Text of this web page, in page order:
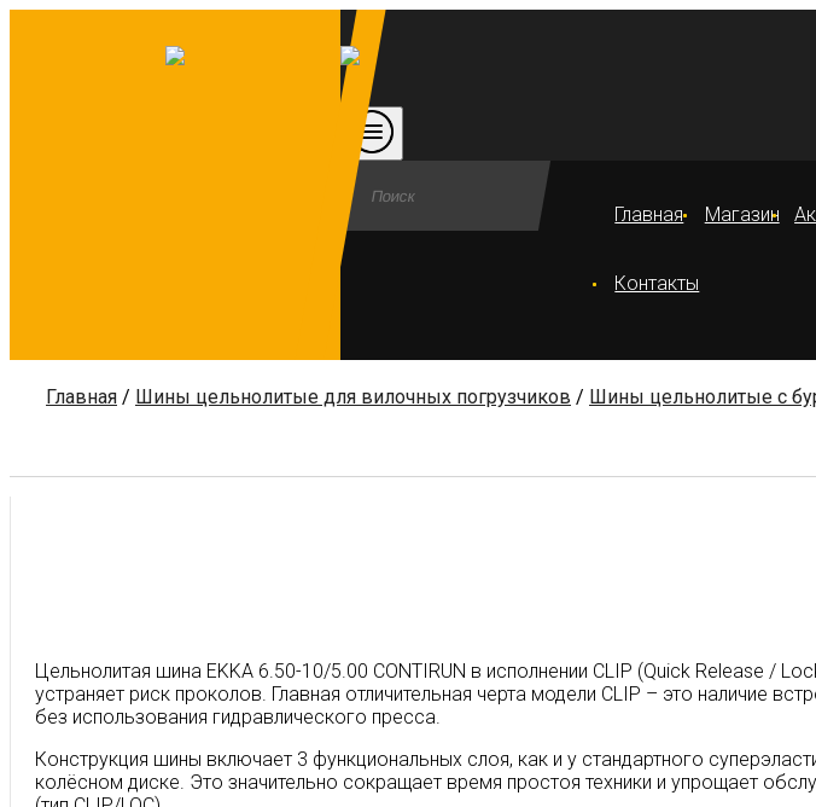
Главная Магазин
Контакты
Главная / Шины цельнолитые для вилочных погрузчиков / Шины цельнолитые с
Цельнолитая шина EKKA 6.50-10/5.00 CONTIRUN в исполнении CLIP (Quick Release /
устраняет риск проколов. Главная отличительная черта модели CLIP – это наличие
без использования гидравлического пресса.
Конструкция шины включает 3 функциональных слоя, как и у стандартного
колёсном диске. Это значительно сокращает время простоя техники и упрощает